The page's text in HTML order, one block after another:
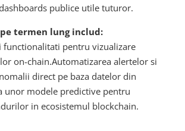
publice utile tuturor.
termen lung includ:
functionalitati pentru vizualizare
on-chain.Automatizarea alertelor si
direct pe baza datelor din
unor modele predictive pentru
in ecosistemul blockchain.